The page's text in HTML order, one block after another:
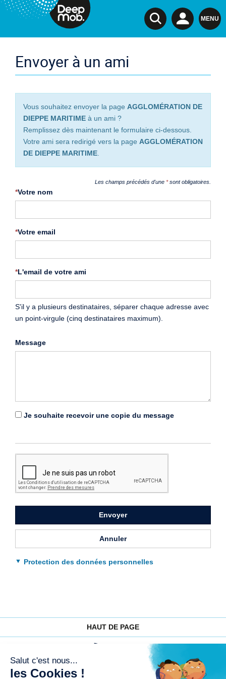
DeepMob.
MENU
Envoyer à un ami
Vous souhaitez envoyer la page AGGLOMÉRATION DE
DIEPPE MARITIME à un ami ?
Remplissez dès maintenant le formulaire ci-dessous.
Votre ami sera redirigé vers la page AGGLOMÉRATION
DE DIEPPE MARITIME
Les champs précédés d'une *sont obligatoires.
*Votre nom
*Votre email
*L'email de votre ami
S'il y a plusieurs destinataires, séparer chaque adresse avec
un point-virgule (cinq destinataires maximum).
Message
Je souhaite recevoir une copie du message
*Renseigner
le
captcha
pour
valider
Envoyer
Annuler
Protection des données personnelles
HAUT DE PAGE